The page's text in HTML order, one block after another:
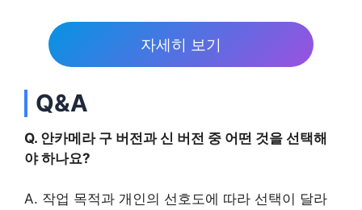
자세히 보기
Q&A
Q. 안카메라 구 버전과 신 버전 중 어떤 것을 선택해
야 하나요?
A. 작업 목적과 개인의 선호도에 따라 선택이 달라